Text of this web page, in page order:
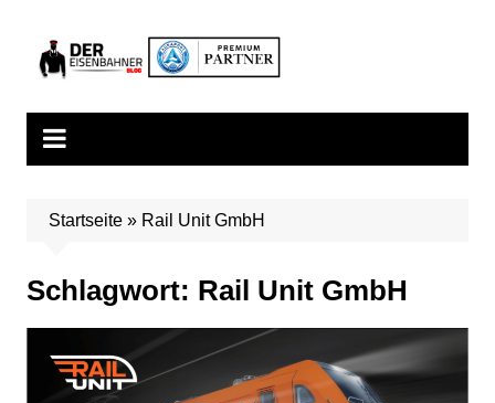
springen
Startseite» Rail Unit GmbH
Schlagwort: Rail Unit GmbH